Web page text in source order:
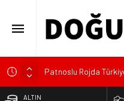
Patnoslu Rojda
Patnos’ta Manevi
ALTIN